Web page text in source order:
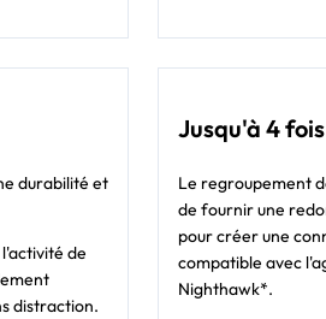
durabilité et
de
distraction.
Jusqu'à 4
Le regroupement
de fournir une
pour créer une
compatible avec
Nighthawk*.